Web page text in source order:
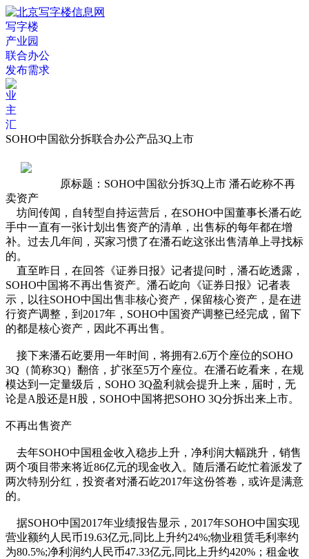
写字楼
产业园
联合办公
发布需求
SOHO中国欲分拆联合办公产品3Q上市
原标题：SOHO中国欲分拆3Q上市 潘石屹称不再
卖资产
坊间传闻，自转型自持运营后，在SOHO中国董事长潘石屹
手中一直有一张计划出售资产的清单，出售标的每年都在增
补。过去几年间，买家习惯了在潘石屹这张出售清单上寻找标
的。
直至昨日，在回答《证券日报》记者提问时，潘石屹透露，
SOHO中国将不再出售资产。潘石屹向《证券日报》记者表
示，以往SOHO中国出售非核心资产，保留核心资产，是在进
行资产调整，到2017年，SOHO中国资产调整已经完成，留下
的都是核心资产，因此不再出售。
接下来潘石屹要用一年时间，将拥有2.6万个座位的SOHO
3Q（简称3Q）翻倍，扩张至5万个座位。在潘石屹看来，在规
模达到一定量级后，SOHO 3Q盈利就会提升上来，届时，无
论是A股还是H股，SOHO中国将把SOHO 3Q分拆出来上市。
不再出售资产
去年SOHO中国租金收入稳步上升，净利润大幅跳升，销售
两个项目带来将近86亿元的现金收入。随后潘石屹忙着派发了
两次特别分红，投资者对潘石屹2017年这份答卷，或许是满意
的。
据SOHO中国2017年业绩报告显示，2017年SOHO中国实现
营业额约人民币19.63亿元,同比上升约24%;物业租赁毛利率约
为80.5%;净利润约人民币47.33亿元,同比上升约420%；租金收